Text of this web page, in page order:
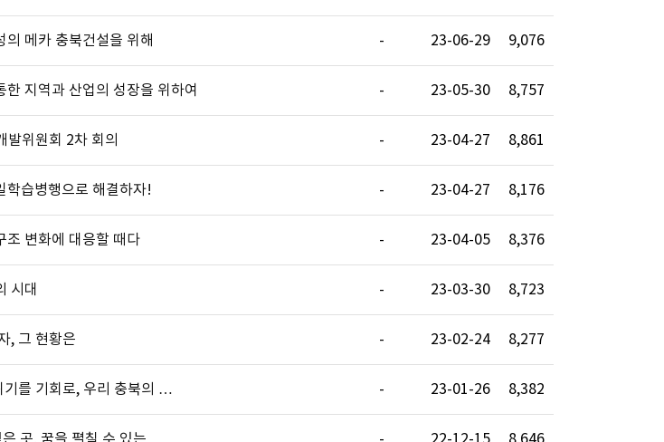
메카 충북건설을 위해 - 23-06-29 9,076
지역과 산업의 성장을 위하여 - 23-05-30 8,757
발위원회 2차 회의 - 23-04-27 8,861
학습병행으로 해결하자! - 23-04-27 8,176
조 변화에 대응할 때다 - 23-04-05 8,376
시대 - 23-03-30 8,723
, 그 현황은 - 23-02-24 8,277
를 기회로, 우리 충북의 … - 23-01-26 8,382